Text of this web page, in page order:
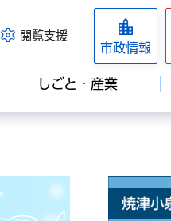
閲覧支援
市政情報
しごと・産業